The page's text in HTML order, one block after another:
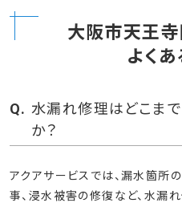
大阪市天王
よく
水漏れ修理はどこま
か？
アクアサービスでは、漏水箇所
事、浸水被害の修復など、水漏